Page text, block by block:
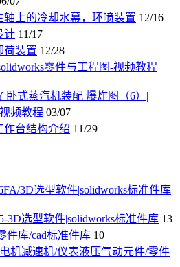
轴上的冷却水幕，环喷装置 12/16
计 11/17
荷装置 12/28
零件与工程图-视频教程
卧式蒸汽机装配 爆炸图（6）|
频教程 03/07
作台结构介绍 11/29
3D选型软件|solidworks标准件库
3D选型软件|solidworks标准件库 13
件库/cad标准件库 10
机减速机/仪表液压气动元件/零件